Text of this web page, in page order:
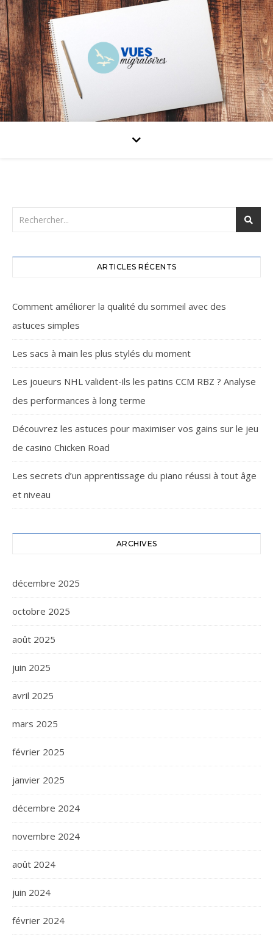
ARTICLES RÉCENTS
Comment améliorer la qualité du sommeil avec des
astuces simples
Les sacs à main les plus stylés du moment
Les joueurs NHL valident-ils les patins CCM RBZ ? Analyse
des performances à long terme
Découvrez les astuces pour maximiser vos gains sur le jeu
de casino Chicken Road
Les secrets d’un apprentissage du piano réussi à tout âge
et niveau
ARCHIVES
décembre 2025
octobre 2025
août 2025
juin 2025
avril 2025
mars 2025
février 2025
janvier 2025
décembre 2024
novembre 2024
août 2024
juin 2024
février 2024